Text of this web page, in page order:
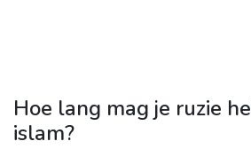
Hoe lang mag je ruzie
islam?